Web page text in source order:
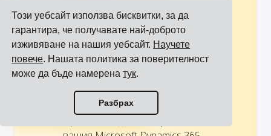
Този уебсайт използва бисквитки, за да
гарантира, че получавате най-доброто
изживяване на нашия уебсайт. Научете
повече. Нашата политика за поверителност
може да бъде намеренатук.
Разбрах
Всички ваши превозвачи,
свързани с Microsoft
Dynamics 365 Business
Central
Всички ваши транспортни
резервации могат да бъдат
направени по един и същ начин.
Преглед на всички интеграции
Преглед на всички превозвачи